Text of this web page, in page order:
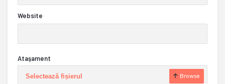
Website
Ataşament
Selectează fișierul Browse